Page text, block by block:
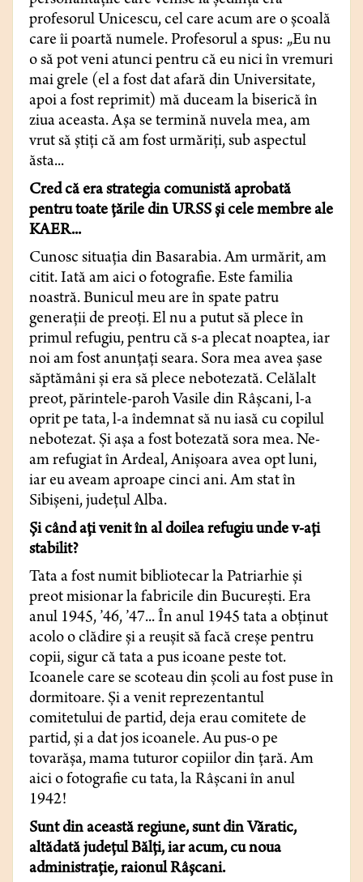
profesorul Unicescu, cel care acum are o şcoală
care îi poartă numele. Profesorul a spus: „Eu nu
o să pot veni atunci pentru că eu nici în vremuri
mai grele (el a fost dat afară din Universitate,
apoi a fost reprimit) mă duceam la biserică în
ziua aceasta. Aşa se termină nuvela mea, am
vrut să ştiţi că am fost urmăriţi, sub aspectul
ăsta...
Cred că era strategia comunistă aprobată
pentru toate ţările din URSS şi cele membre ale
KAER...
Cunosc situaţia din Basarabia. Am urmărit, am
citit. Iată am aici o fotografie. Este familia
noastră. Bunicul meu are în spate patru
generaţii de preoţi. El nu a putut să plece în
primul refugiu, pentru că s-a plecat noaptea, iar
noi am fost anunţaţi seara. Sora mea avea şase
săptămâni şi era să plece nebotezată. Celălalt
preot, părintele-paroh Vasile din Râşcani, l-a
oprit pe tata, l-a îndemnat să nu iasă cu copilul
nebotezat. Şi aşa a fost botezată sora mea. Ne-
am refugiat în Ardeal, Anişoara avea opt luni,
iar eu aveam aproape cinci ani. Am stat în
Sibişeni, judeţul Alba.
Şi când aţi venit în al doilea refugiu unde v-aţi
stabilit?
Tata a fost numit bibliotecar la Patriarhie şi
preot misionar la fabricile din Bucureşti. Era
anul 1945, ’46, ’47... În anul 1945 tata a obţinut
acolo o clădire şi a reuşit să facă creşe pentru
copii, sigur că tata a pus icoane peste tot.
Icoanele care se scoteau din şcoli au fost puse în
dormitoare. Şi a venit reprezentantul
comitetului de partid, deja erau comitete de
partid, şi a dat jos icoanele. Au pus-o pe
tovarăşa, mama tuturor copiilor din ţară. Am
aici o fotografie cu tata, la Râşcani în anul
1942!
Sunt din această regiune, sunt din Văratic,
altădată judeţul Bălţi, iar acum, cu noua
administraţie, raionul Râşcani.